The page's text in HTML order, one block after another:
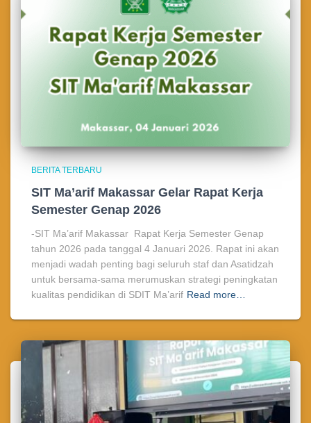
BERITA TERBARU
SIT Ma’arif Makassar Gelar Rapat Kerja
Semester Genap 2026
-SIT Ma’arif Makassar Rapat Kerja Semester Genap
tahun 2026 pada tanggal 4 Januari 2026. Rapat ini akan
menjadi wadah penting bagi seluruh staf dan Asatidzah
untuk bersama-sama merumuskan strategi peningkatan
kualitas pendidikan di SDIT Ma’arif Read more…